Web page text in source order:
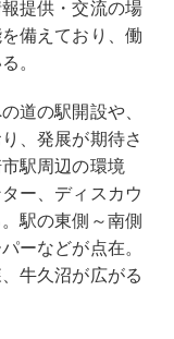
提供・交流の場
備えており、働
。
道の駅開設や、
、発展が期待さ
駅周辺の環境
ー、ディスカウ
駅の東側～南側
ーなどが点在。
牛久沼が広がる